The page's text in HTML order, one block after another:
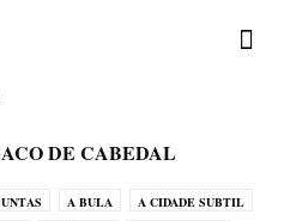
DE CABEDAL
A BULA
A CIDADE SUBTIL